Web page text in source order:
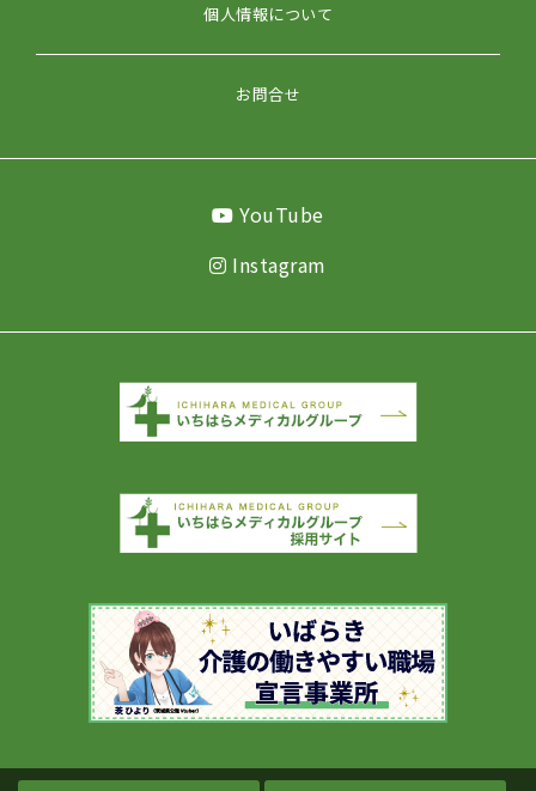
個人情報について
お問合せ
YouTube
Instagram